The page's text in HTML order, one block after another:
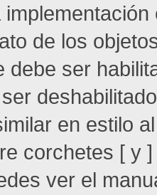
de los
debe ser
en estilo
corchetes [ y
ver el